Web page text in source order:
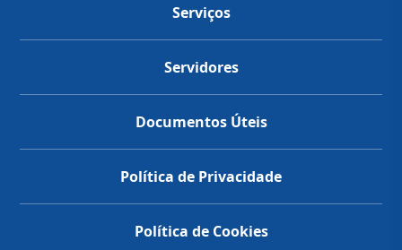
Serviços
Servidores
Documentos Úteis
Política de Privacidade
Política de Cookies